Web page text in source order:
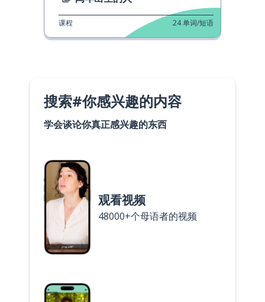
课程 24单词/短语
搜索#你感兴趣的内容
学会谈论你真正感兴趣的东西
观看视频
48000+个母语者的视频